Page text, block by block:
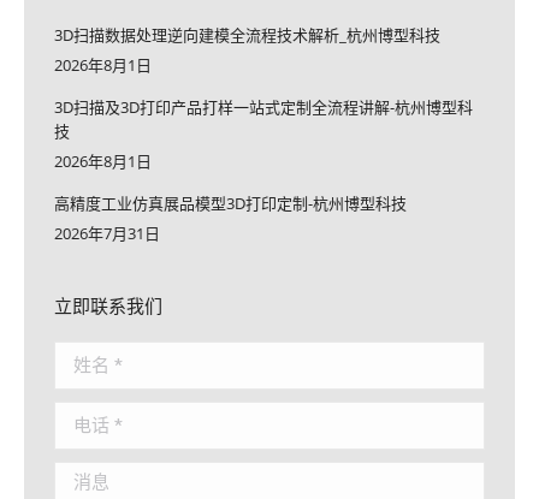
3D扫描数据处理逆向建模全流程技术解析_杭州博型科技
2026年8月1日
3D扫描及3D打印产品打样一站式定制全流程讲解-杭州博型科
技
2026年8月1日
高精度工业仿真展品模型3D打印定制-杭州博型科技
2026年7月31日
立即联系我们
姓名 *
电话 *
消息